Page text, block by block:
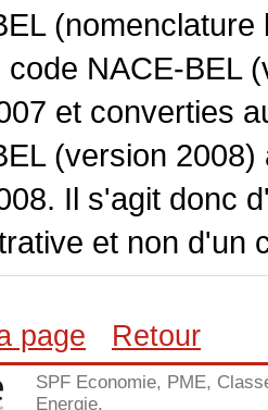
code NACE-BEL
et converties
(version
Il s'agit donc
et non d'un
page Retour
SPF Economie, PME,
Energie.